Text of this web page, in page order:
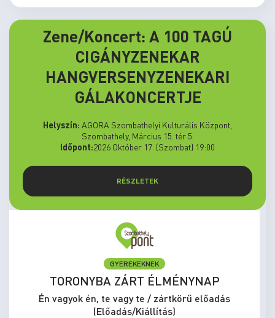
Zene/Koncert: A 100 TAGÚ
CIGÁNYZENEKAR
HANGVERSENYZENEKARI
GÁLAKONCERTJE
Helyszín: AGORA Szombathelyi Kulturális Központ,
Szombathely, Március 15. tér 5.
Időpont:2026 Október 17. (Szombat) 19:00
RÉSZLETEK
GYEREKEKNEK
TORONYBA ZÁRT ÉLMÉNYNAP
Én vagyok én, te vagy te / zártkörű előadás
(Előadás/Kiállítás)